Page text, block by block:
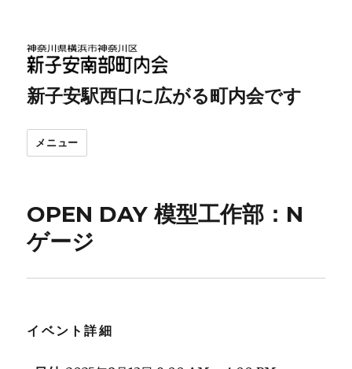
新子安駅西口に広がる町内会です
メニュー
OPEN DAY 模型工作部：N
ゲージ
イベント詳細